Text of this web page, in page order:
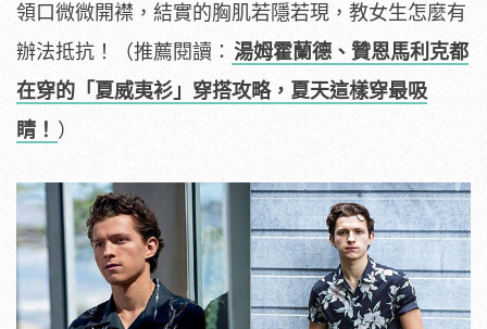
領口微微開襟，結實的胸肌若隱若現，教女生怎麼有
辦法抵抗！（推薦閱讀： 湯姆霍蘭德、贊恩馬利克都
在穿的「夏威夷衫」穿搭攻略，夏天這樣穿最吸
睛！ ）